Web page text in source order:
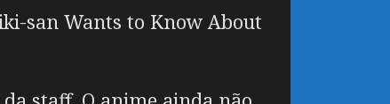
san Wants to Know About